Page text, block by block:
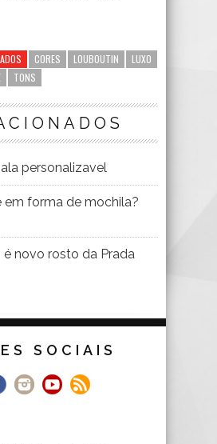
CORES LOUBOUTIN
LUXO
TONS
personalizavel
em forma de mochila?
é novo rosto da Prada
SOCIAIS